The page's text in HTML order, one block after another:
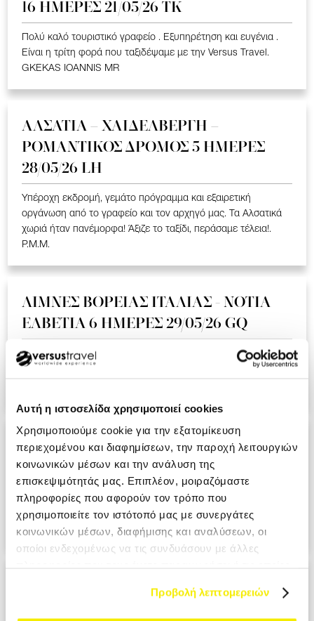
Αυτή η ιστοσελίδα χρησιμοποιεί cookies
Χρησιμοποιούμε cookie για την εξατομίκευση
περιεχομένου και διαφημίσεων, την παροχή λειτουργιών
κοινωνικών μέσων και την ανάλυση της
επισκεψιμότητάς μας. Επιπλέον, μοιραζόμαστε
πληροφορίες που αφορούν τον τρόπο που
χρησιμοποιείτε τον ιστότοπό μας με συνεργάτες
κοινωνικών μέσων, διαφήμισης και αναλύσεων, οι
οποίοι ενδεχομένως να τις συνδυάσουν με άλλες
Προβολή λεπτομερειών
16 ΗΜΕΡΕΣ 21/05/26 TK
Πολύ καλό τουριστικό γραφείο . Εξυπηρέτηση και ευγένια .
Είναι η τρίτη φορά που ταξιδέψαμε με την Versus Travel.
GKEKAS IOANNIS MR
ΑΛΣΑΤΙΑ – ΧΑΙΔΕΛΒΕΡΓΗ –
ΡΟΜΑΝΤΙΚΟΣ ΔΡΟΜΟΣ 5 ΗΜΕΡΕΣ
28/05/26 LH
Υπέροχη εκδρομή, γεμάτο πρόγραμμα και εξαιρετική
οργάνωση από το γραφείο και τον αρχηγό μας. Τα Αλσατικά
χωριά ήταν πανέμορφα! Άξιζε το ταξίδι, περάσαμε τέλεια!.
P.M.M.
ΛΙΜΝΕΣ ΒΟΡΕΙΑΣ ΙΤΑΛΙΑΣ - ΝΟΤΙΑ
ΕΛΒΕΤΙΑ 6 ΗΜΕΡΕΣ 29/05/26 GQ
Ειναι η δευτερη συνεχομενη χρονια που ταξιδευουμε μαζι
σας και ημαστε πολυ ευχαριστημενοι απο την εμπειρια!!!.
ΑΝΔΑΛΟΥΣΙΑ - ΓΙΒΡΑΛΤΑΡ 9 ΗΜΕΡΕΣ
28/05/26 A3
Ο επαγγελματισμος σε ολο το μεγαλειο του. Σιγουρα θα το
προτιμησουμε στο επομενο ταξιδι μας. PANAGIOTOPOULOU
ATHANASIA MRS
ΗΜΕΡΕΣ 29/05/26 ΑΖ